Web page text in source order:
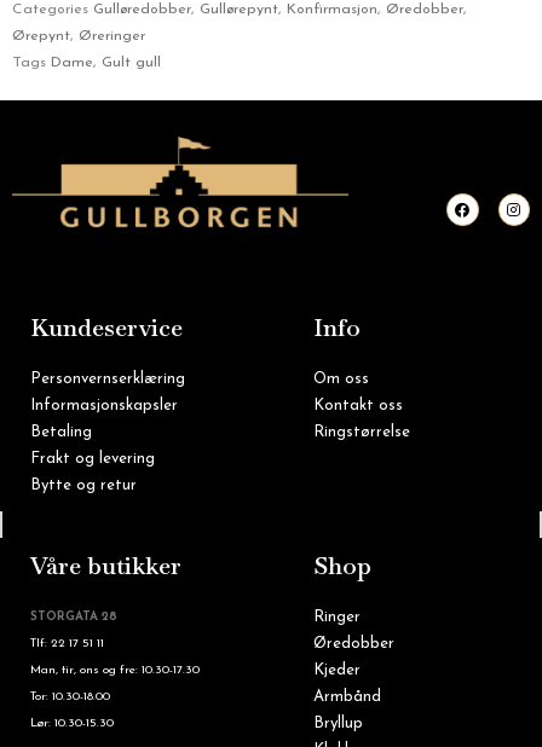
Categories Gulløredobber, Gullørepynt, Konfirmasjon, Øredobber,
Ørepynt, Øreringer
Tags Dame, Gult gull
F
a
c
I
n
s
Kundeservice
Personvernserklæring
Informasjonskapsler
Betaling
Frakt og levering
Bytte og retur
Info
Om oss
Kontakt oss
Ringstørrelse
Våre butikker
STORGATA 28
Tlf: 22 17 51 11
Man, tir, ons og fre: 10.30-17.30
Tor: 10.30-18.00
Lør: 10.30-15.30
Shop
Ringer
Øredobber
Kjeder
Armbånd
Bryllup